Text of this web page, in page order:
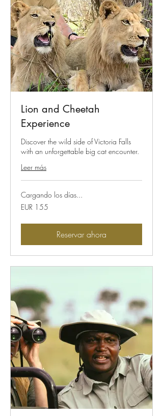
Lion and Cheetah
Experience
Discover the wild side of Victoria Falls
with an unforgettable big cat encounter.
Leer más
Cargando los días...
155
euros
EUR 155
Reservar ahora